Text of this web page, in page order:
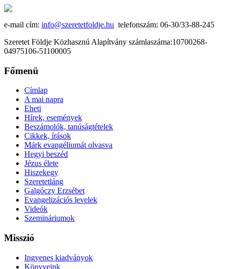
e-mail cím: info@szeretetfoldje.hu telefonszám: 06-30/33-88-245
Szeretet Földje Közhasznú Alapítvány számlaszáma:10700268-
04975106-51100005
Főmenü
Címlap
A mai napra
Eheti
Hírek, események
Beszámolók, tanúságtételek
Cikkek, írások
Márk evangéliumát olvasva
Hegyi beszéd
Jézus élete
Hiszekegy
Szeretetláng
Galgóczy Erzsébet
Evangelizációs levelek
Videók
Szemináriumok
Misszió
Ingyenes kiadványok
Könyveink